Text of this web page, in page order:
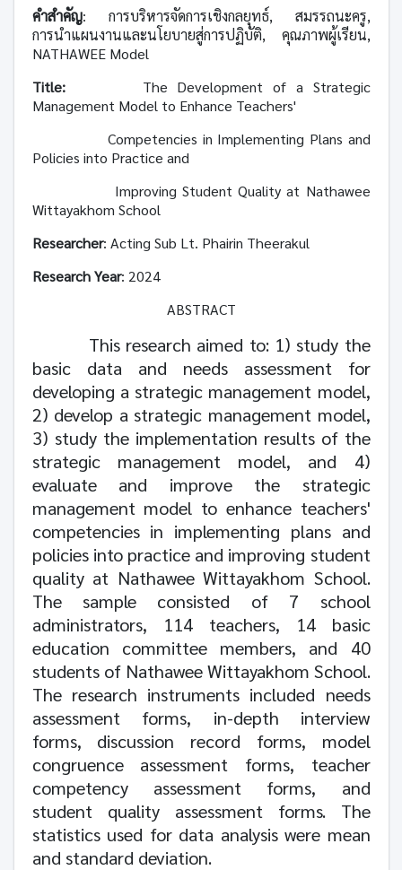
คำสำคัญ: การบริหารจัดการเชิงกลยุทธ์, สมรรถนะครู,
การนำแผนงานและนโยบายสู่การปฏิบัติ, คุณภาพผู้เรียน,
NATHAWEE Model
Title:
The Development of a Strategic
Management Model to Enhance Teachers'
Competencies in Implementing Plans and
Policies into Practice and
Improving Student Quality at Nathawee
Wittayakhom School
Researcher: Acting Sub Lt. Phairin Theerakul
Research Year: 2024
ABSTRACT
This research aimed to: 1) study the
basic data and needs assessment for
developing a strategic management model,
2) develop a strategic management model,
3) study the implementation results of the
strategic management model, and 4)
evaluate and improve the strategic
management model to enhance teachers'
competencies in implementing plans and
policies into practice and improving student
quality at Nathawee Wittayakhom School.
The sample consisted of 7 school
administrators, 114teachers, 14basic
education committee members, and 40
students of Nathawee Wittayakhom School.
The research instruments included needs
assessment forms, in-depth interview
forms, discussion record forms, model
congruence assessment forms, teacher
competency assessment forms, and
student quality assessment forms. The
statistics used for data analysis were mean
and standard deviation.